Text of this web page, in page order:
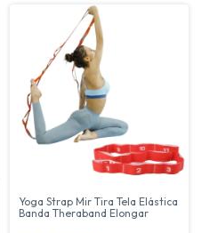
Yoga Strap Mir Tira Tela Elástica
Banda Theraband Elongar